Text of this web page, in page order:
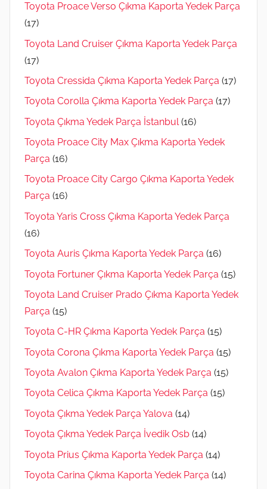
Toyota Proace Verso Çıkma Kaporta Yedek Parça
(17)
Toyota Land Cruiser Çıkma Kaporta Yedek Parça
(17)
Toyota Cressida Çıkma Kaporta Yedek Parça (17)
Toyota Corolla Çıkma Kaporta Yedek Parça (17)
Toyota Çıkma Yedek Parça İstanbul (16)
Toyota Proace City Max Çıkma Kaporta Yedek
Parça (16)
Toyota Proace City Cargo Çıkma Kaporta Yedek
Parça (16)
Toyota Yaris Cross Çıkma Kaporta Yedek Parça
(16)
Toyota Auris Çıkma Kaporta Yedek Parça (16)
Toyota Fortuner Çıkma Kaporta Yedek Parça (15)
Toyota Land Cruiser Prado Çıkma Kaporta Yedek
Parça (15)
Toyota C-HR Çıkma Kaporta Yedek Parça (15)
Toyota Corona Çıkma Kaporta Yedek Parça (15)
Toyota Avalon Çıkma Kaporta Yedek Parça (15)
Toyota Celica Çıkma Kaporta Yedek Parça (15)
Toyota Çıkma Yedek Parça Yalova (14)
Toyota Çıkma Yedek Parça İvedik Osb (14)
Toyota Prius Çıkma Kaporta Yedek Parça (14)
Toyota Carina Çıkma Kaporta Yedek Parça (14)